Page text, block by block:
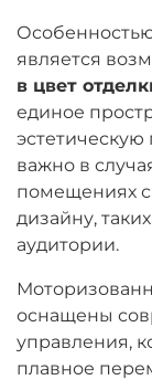
является
в цвет
единое
эстетическую
важно в
помещениях
дизайну,
аудитории.
оснащены
управления,
плавное